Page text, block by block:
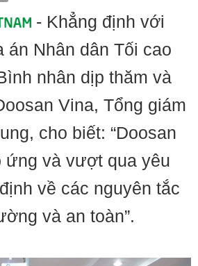
- Khẳng định với
án Nhân dân Tối cao
nhân dịp thăm và
Vina, Tổng giám
cho biết: “Doosan
ứng và vượt qua yêu
về các nguyên tắc
và an toàn”.